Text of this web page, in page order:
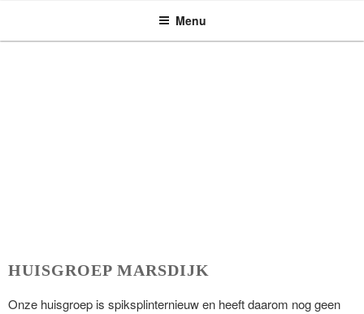
de
ASSEN ZOEKT Menu
HUISGROEP MARSDIJK
Onze huisgroep is spiksplinternieuw en heeft daarom nog geen